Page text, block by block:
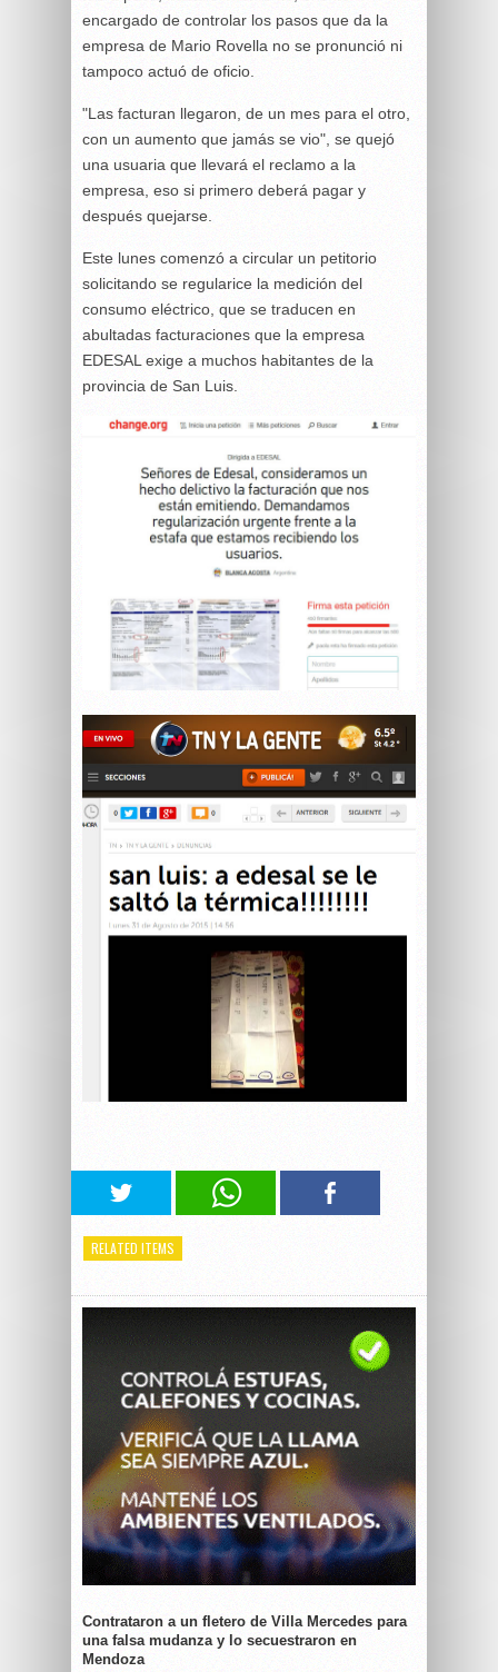
encargado de controlar los pasos que da la
empresa de Mario Rovella no se pronunció ni
tampoco actuó de oficio.
"Las facturan llegaron, de un mes para el otro,
con un aumento que jamás se vio", se quejó
una usuaria que llevará el reclamo a la
empresa, eso si primero deberá pagar y
después quejarse.
Este lunes comenzó a circular un petitorio
solicitando se regularice la medición del
consumo eléctrico, que se traducen en
abultadas facturaciones que la empresa
EDESAL exige a muchos habitantes de la
provincia de San Luis.
RELATED ITEMS
Contrataron a un fletero de Villa Mercedes para
una falsa mudanza y lo secuestraron en
Mendoza